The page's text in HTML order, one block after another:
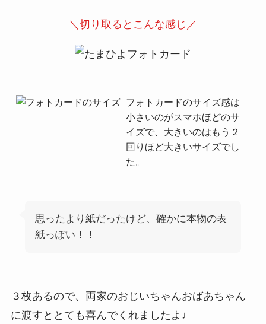
＼切り取るとこんな感じ／
フォトカードのサイズ感は
小さいのがスマホほどのサ
イズで、大きいのはもう２
回りほど大きいサイズでし
た。
思ったより紙だったけど、確かに本物の表
紙っぽい！！
３枚あるので、両家のおじいちゃんおばあちゃん
に渡すととても喜んでくれましたよ♩